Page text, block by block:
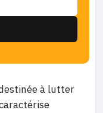
à lutter